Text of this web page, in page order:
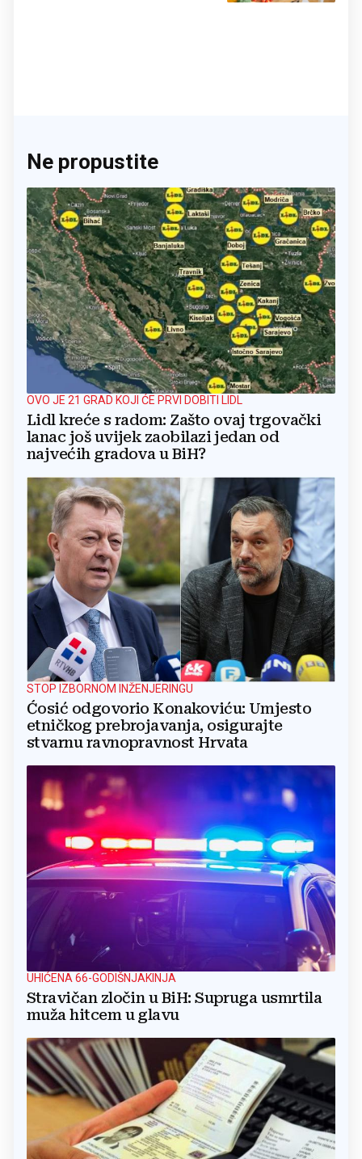
Ne propustite
OVO JE 21 GRAD KOJI ĆE PRVI DOBITI LIDL
Lidl kreće s radom: Zašto ovaj trgovački
lanac još uvijek zaobilazi jedan od
najvećih gradova u BiH?
STOP IZBORNOM INŽENJERINGU
Ćosić odgovorio Konakoviću: Umjesto
etničkog prebrojavanja, osigurajte
stvarnu ravnopravnost Hrvata
UHIĆENA 66-GODIŠNJAKINJA
Stravičan zločin u BiH: Supruga usmrtila
muža hitcem u glavu